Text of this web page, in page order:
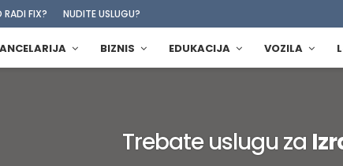
RADI FIX? NUDITE USLUGU?
BIZNIS EDUKACIJA VOZILA
Trebate uslugu za